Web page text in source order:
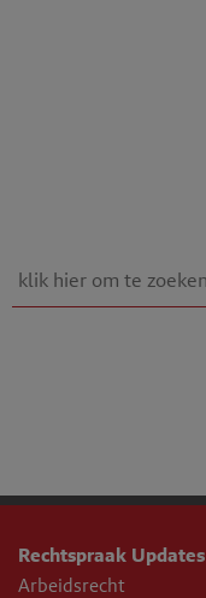
Rechtspraak Updates
Arbeidsrecht